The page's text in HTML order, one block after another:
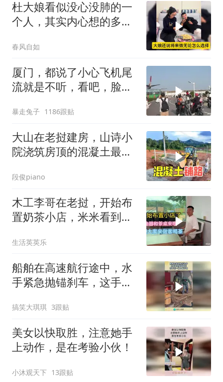
杜大娘看似没心没肺的一
个人，其实内心想的多，
春风自如
厦门，都说了小心飞机尾
流就是不听，看吧，脸都
暴走兔子 1186跟贴
大山在老挝建房，山诗小
院浇筑房顶的混凝土最后
段俊piano
木工李哥在老挝，开始布
置奶茶小店，米米看到会
生活英英乐
船舶在高速航行途中，水
手紧急抛锚刹车，这手法
搞笑大琪琪 3跟贴
美女以快取胜，注意她手
上动作，是在考验小伙！
小沐观天下 13跟贴